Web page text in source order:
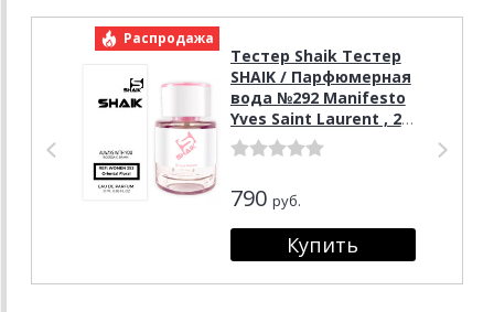
Распродажа
Тестер Shaik Тестер
SHAIK / Парфюмерная
вода №292 Manifesto
Yves Saint Laurent , 25
мл
790 руб.